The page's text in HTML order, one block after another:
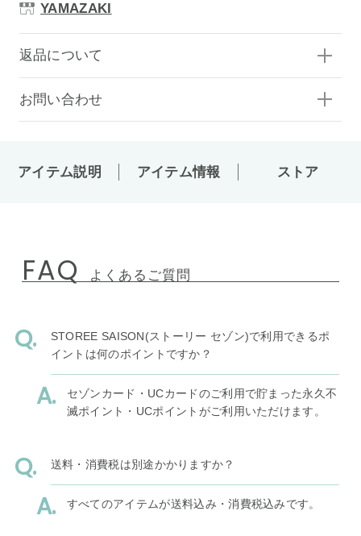
YAMAZAKI
返品について
お問い合わせ
アイテム説明 アイテム情報 ストア
FAQ よくあるご質問
STOREE SAISON(ストーリー セゾン)で利用できるポ
イントは何のポイントですか？
セゾンカード・UCカードのご利用で貯まった永久不
滅ポイント・UCポイントがご利用いただけます。
送料・消費税は別途かかりますか？
すべてのアイテムが送料込み・消費税込みです。